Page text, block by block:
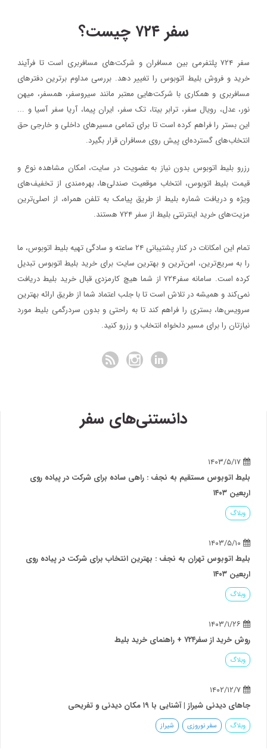
سفر ۷۲۴ چیست؟
سفر ۷۲۴ پلتفرمی بین مسافران و شرکت‌های مسافربری است تا فرآیند
خرید و فروش بلیط اتوبوس را تغییر دهد. بررسی مداوم برترین دفترهای
مسافربری و همکاری با شرکت‌هایی معتبر مانند سیروسفر، همسفر، میهن‌
نور، عدل، رویال سفر، ترابر بیتا، تک سفر، ایران پیما، آریا سفر آسیا و ...
این بستر را فراهم کرده است تا برای تمامی مسیرهای داخلی و خارجی حق
انتخاب‌های گسترده‌ای پیش روی مسافران قرار بگیرد.
رزرو بلیط اتوبوس بدون نیاز به عضویت در سایت، امکان مشاهده نوع و
قیمت بلیط اتوبوس، انتخاب موقعیت صندلی‌ها، بهره‌مندی از تخفیف‌های
ویژه و دریافت شماره‌ بلیط از طریق پیامک به تلفن همراه، از اصلی‌ترین
مزیت‌های خرید اینترنتی بلیط از سفر ۷۲۴ هستند.
تمام این امکانات در کنار پشتیبانی‌ ۲۴ ساعته و سادگی تهیه بلیط اتوبوس، ما
را به سریع‌ترین، امن‌ترین و بهترین سایت برای خرید بلیط اتوبوس تبدیل
کرده است. سامانه سفر۷۲۴ از شما هیچ کارمزدی قبال خرید بلیط دریافت
نمی‌کند و همیشه در تلاش است تا با جلب اعتماد شما از طریق ارائه بهترین
سرویس‌ها، بستری را فراهم کند تا به راحتی و بدون سردرگمی بلیط مورد
نیازتان را برای مسیر دلخواه انتخاب و رزرو کنید.
دانستنی‌های سفر
بلیط اتوبوس مستقیم به نجف : راهی ساده برای شرکت در پیاده روی
اربعین ۱۴۰۳
وبلاگ
بلیط اتوبوس تهران به نجف : بهترین انتخاب برای شرکت در پیاده روی
اربعین ۱۴۰۳
وبلاگ
روش خرید از سفر۷۲۴ + راهنمای خرید بلیط
وبلاگ
جاهای دیدنی شیراز | آشنایی با ۱۹ مکان دیدنی و تفریحی
وبلاگ سفر نوروزی شیراز